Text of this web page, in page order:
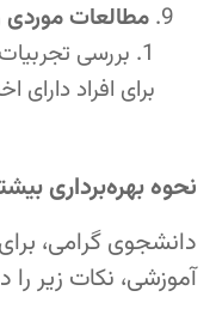
مطالعات
بررسی
برای افراد دارای
نحوه بهره‌برداری
دانشجوی گرامی،
آموزشی، نکات زیر